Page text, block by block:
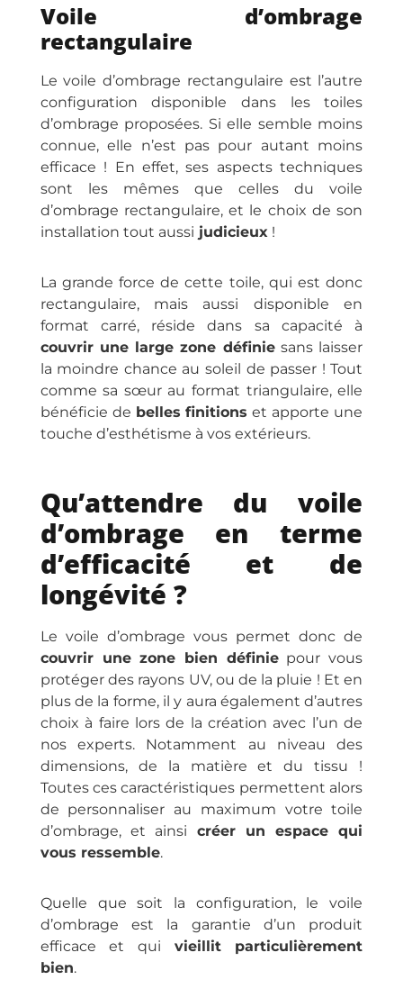
Voile d’ombrage
rectangulaire
Le voile d’ombrage rectangulaire est l’autre
configuration disponible dans les toiles
d’ombrage proposées. Si elle semble moins
connue, elle n’est pas pour autant moins
efficace ! En effet, ses aspects techniques
sont les mêmes que celles du voile
d’ombrage rectangulaire, et le choix de son
installation tout aussi judicieux!
La grande force de cette toile, qui est donc
rectangulaire, mais aussi disponible en
format carré, réside dans sa capacité à
couvrir une large zone définiesans laisser
la moindre chance au soleil de passer ! Tout
comme sa sœur au format triangulaire, elle
bénéficie de belles finitions et apporte une
touche d’esthétisme à vos extérieurs.
Qu’attendre du voile
d’ombrage en terme
d’efficacité et de
longévité ?
Le voile d’ombrage vous permet donc de
couvrir une zone bien définiepour vous
protéger des rayons UV, ou de la pluie ! Et en
plus de la forme, il y aura également d’autres
choix à faire lors de la création avec l’un de
nos experts. Notamment au niveau des
dimensions, de la matière et du tissu !
Toutes ces caractéristiques permettent alors
de personnaliser au maximum votre toile
d’ombrage, et ainsi créer un espace qui
vous ressemble.
Quelle que soit la configuration, le voile
d’ombrage est la garantie d’un produit
efficace et qui vieillit particulièrement
bien.